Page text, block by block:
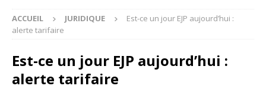
ACCUEIL JURIDIQUE
Est-ce un jour EJP aujourd’hui :
alerte tarifaire
Est-ce un jour EJP aujourd’hui :
alerte tarifaire